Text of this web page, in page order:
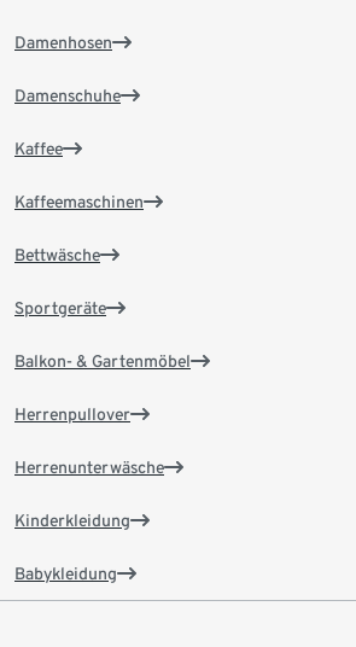
Damenhosen
Damenschuhe
Kaffee
Kaffeemaschinen
Bettwäsche
Sportgeräte
Balkon- & Gartenmöbel
Herrenpullover
Herrenunterwäsche
Kinderkleidung
Babykleidung